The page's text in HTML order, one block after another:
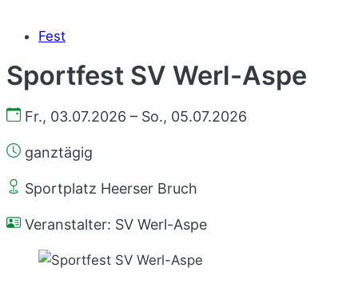
Fest
Sportfest SV Werl-Aspe
Fr., 03.07.2026 – So., 05.07.2026
ganztägig
Sportplatz Heerser Bruch
Veranstalter: SV Werl-Aspe